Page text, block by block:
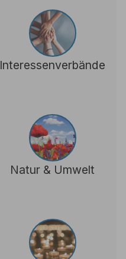
Interessenverbände
Natur & Umwelt